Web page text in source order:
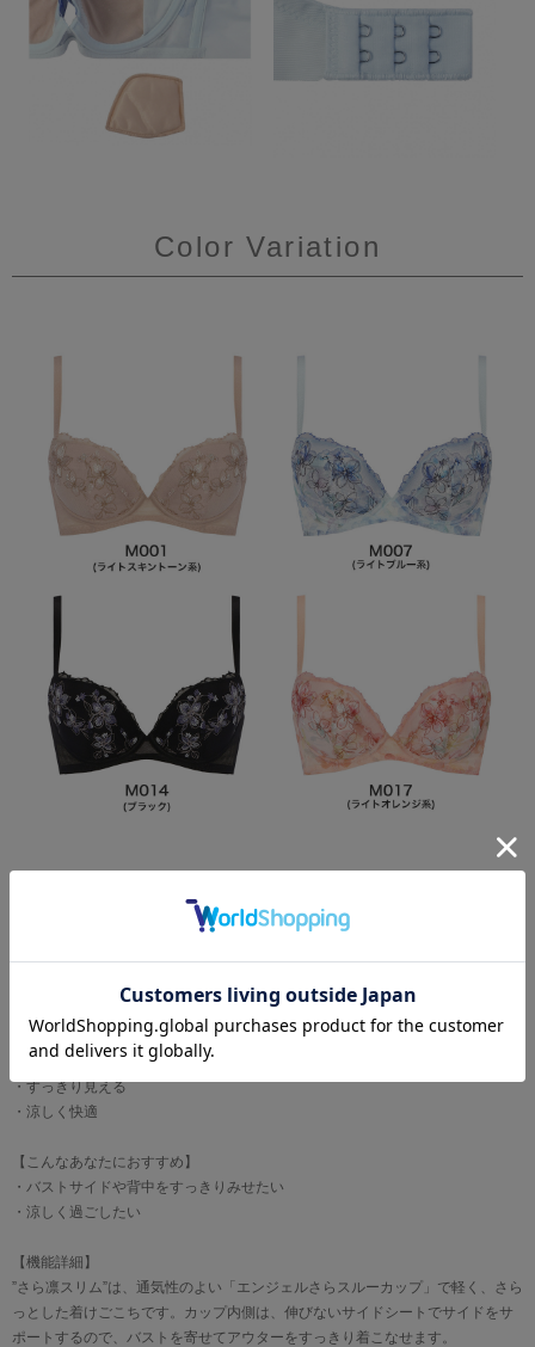
Color Variation
Item Data
【おすすめポイント】
・すっきり見える
・涼しく快適
【こんなあなたにおすすめ】
・バストサイドや背中をすっきりみせたい
・涼しく過ごしたい
【機能詳細】
”さら凛スリム”は、通気性のよい「エンジェルさらスルーカップ」で軽く、さら
っとした着けごこちです。カップ内側は、伸びないサイドシートでサイドをサ
ポートするので、バストを寄せてアウターをすっきり着こなせます。